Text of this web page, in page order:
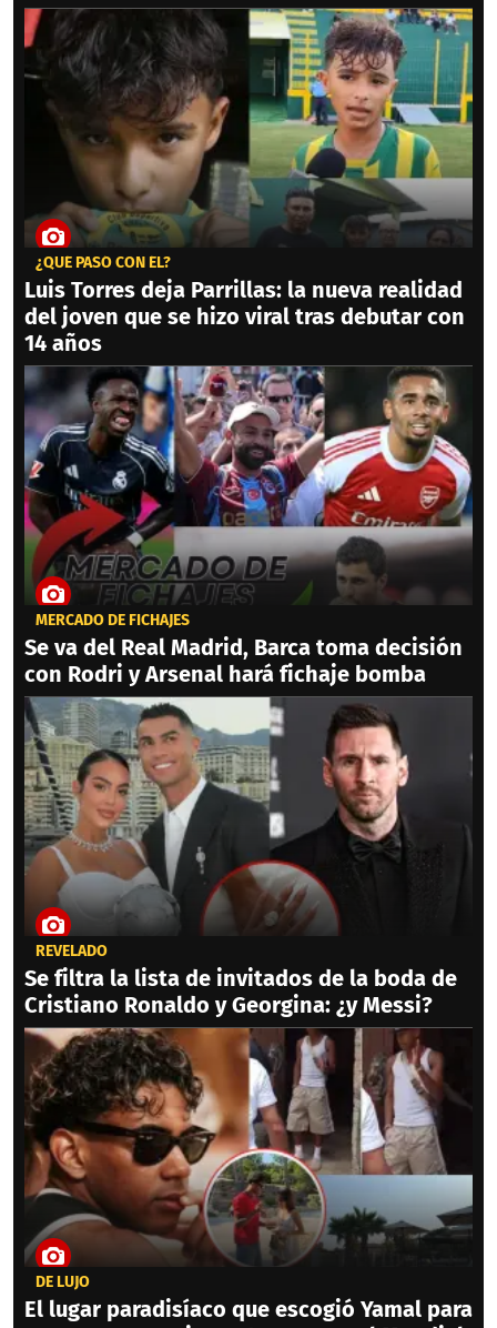
¿QUÉ PASÓ CON ÉL?
Luis Torres deja Parrillas: la nueva realidad
del joven que se hizo viral tras debutar con
14 años
MERCADO DE FICHAJES
Se va del Real Madrid, Barca toma decisión
con Rodri y Arsenal hará fichaje bomba
REVELADO
Se filtra la lista de invitados de la boda de
Cristiano Ronaldo y Georgina: ¿y Messi?
DE LUJO
El lugar paradisíaco que escogió Yamal para